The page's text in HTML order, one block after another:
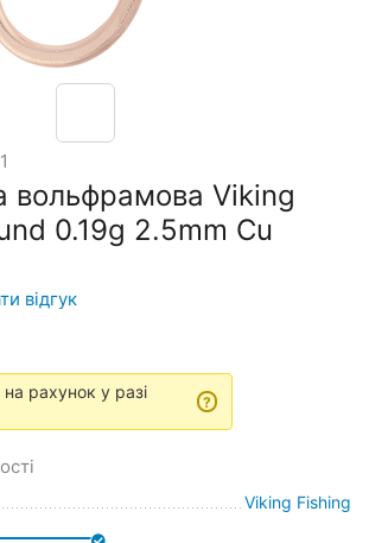
Viking
0.19g 2.5mm Cu
відгук
на рахунок у разі
?
Viking Fishing